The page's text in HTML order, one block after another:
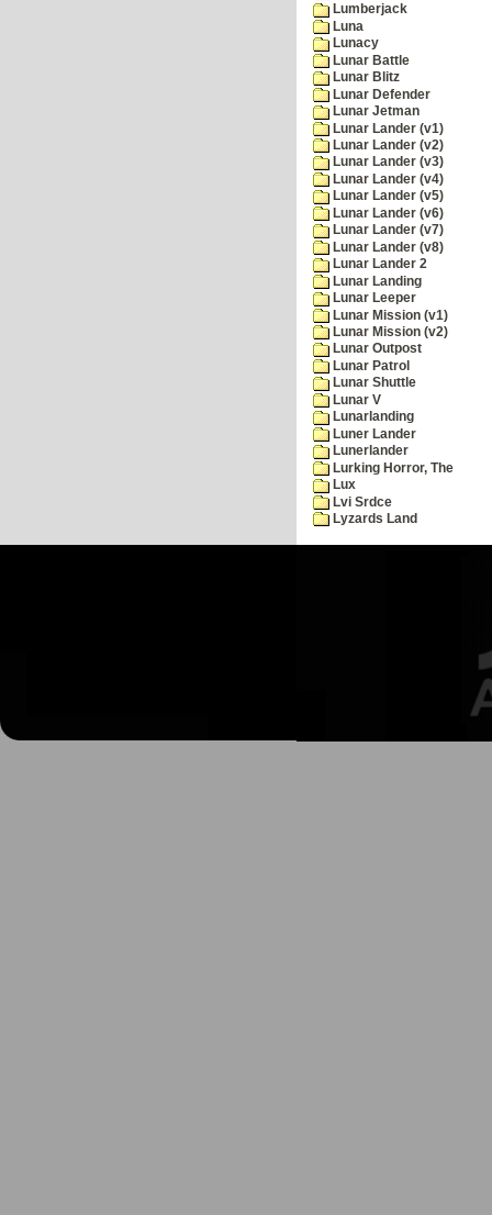
Lumberjack
Luna
Lunacy
Lunar Battle
Lunar Blitz
Lunar Defender
Lunar Jetman
Lunar Lander (v1)
Lunar Lander (v2)
Lunar Lander (v3)
Lunar Lander (v4)
Lunar Lander (v5)
Lunar Lander (v6)
Lunar Lander (v7)
Lunar Lander (v8)
Lunar Lander 2
Lunar Landing
Lunar Leeper
Lunar Mission (v1)
Lunar Mission (v2)
Lunar Outpost
Lunar Patrol
Lunar Shuttle
Lunar V
Lunarlanding
Luner Lander
Lunerlander
Lurking Horror, The
Lux
Lvi Srdce
Lyzards Land